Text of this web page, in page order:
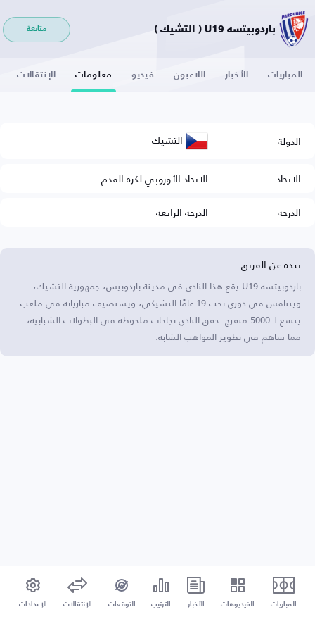
باردوبيتسه U19 ( التشيك ) متابعة
المباريات الأخبار اللاعبون فيديو معلومات الإنتقالات
الدولة التشيك
الاتحاد
الاتحاد الأوروبي لكرة القدم
الدرجة
الدرجة الرابعة
نبذة عن الفريق
باردوبيتسه U19 يقع هذا النادي في مدينة باردوبيس، جمهورية التشيك،
ويتنافس في دوري تحت 19 عامًا التشيكي، ويستضيف مبارياته في ملعب
يتسع لـ 5000 متفرج. حقق النادي نجاحات ملحوظة في البطولات الشبابية،
مما ساهم في تطوير المواهب الشابة.
المباريات الفيديوهات الأخبار الترتيب التوقعات الإنتقالات الإعدادات